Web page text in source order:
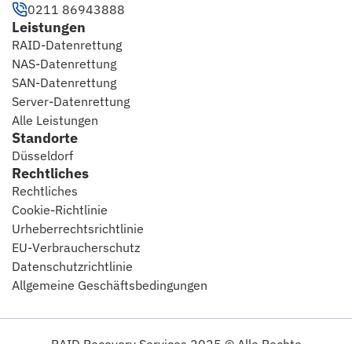
0211 86943888
Leistungen
RAID-Datenrettung
NAS-Datenrettung
SAN-Datenrettung
Server-Datenrettung
Alle Leistungen
Standorte
Düsseldorf
Rechtliches
Rechtliches
Cookie-Richtlinie
Urheberrechtsrichtlinie
EU-Verbraucherschutz
Datenschutzrichtlinie
Allgemeine Geschäftsbedingungen